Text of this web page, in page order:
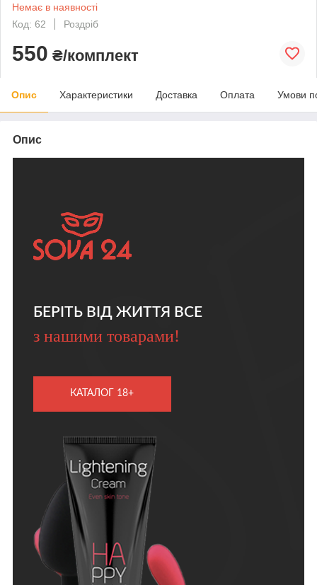
Немає в наявності
Код: 62
Роздріб
550 ₴/комплект
Опис Характеристики Доставка Оплата Умови
Опис
БЕРІТЬ ВІД ЖИТТЯ ВСЕ
з нашими товарами!
КАТАЛОГ 18+